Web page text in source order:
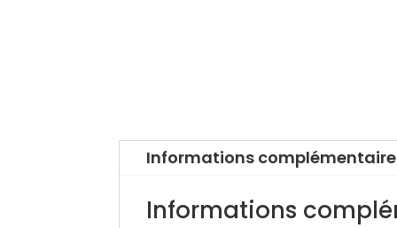
Informations
Informations